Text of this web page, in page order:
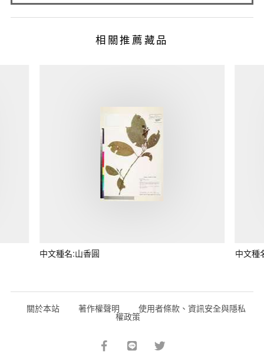
相關推薦藏品
中文種名:山香圓 中文種
關於本站 著作權聲明 使用者條款、資訊安全與隱私
權政策